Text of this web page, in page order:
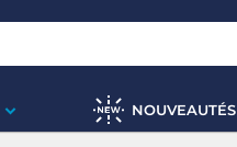
NOUVEAUTÉS